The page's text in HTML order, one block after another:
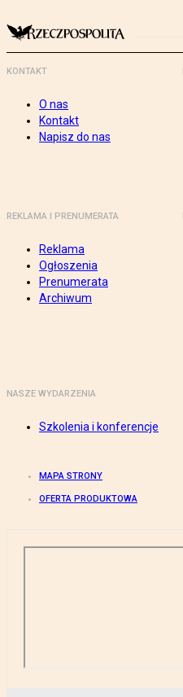
KONTAKT
O nas
Kontakt
Napisz do nas
REKLAMA I PRENUMERATA
Reklama
Ogłoszenia
Prenumerata
Archiwum
NASZE WYDARZENIA
Szkolenia i konferencje
MAPA STRONY
OFERTA PRODUKTOWA